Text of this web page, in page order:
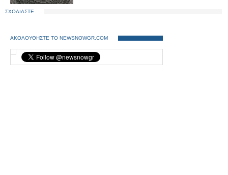
ΣΧΟΛΙΑΣΤΕ
ΑΚΟΛΟΥΘΗΣΤΕ ΤΟ NEWSNOWGR.COM